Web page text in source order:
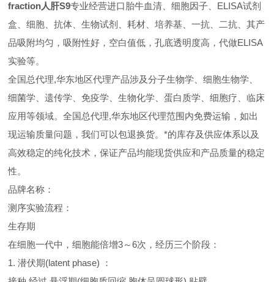
fraction人肝S9专业经营进口胎牛血清、细胞因子、ELISA试剂
盒、细胞、抗体、生物试剂、耗材、培养基、一抗、二抗、其产
品吸附均匀，吸附性好，空白值低，孔底透明度高，代做ELISA
实验等。
全国总代理,华东地区代理产品涉及分子生物学、细胞生物学、
细菌学、遗传学、免疫学、生物化学、蛋白质学、细胞疗、临床
应用等领域。全国总代理,华东地区代理范围内免费运输，如出
现运输质量问题，我们可以包退换货。*的库存及供应体系以及
高效稳定的纯化技术，保证产品均能现货供应和产品质量的稳定
性。
品牌名称：
测序实验流程：
生存期
在细胞一代中，细胞能倍增3～6次，经历三个阶段：
1. 潜伏期(latent phase) ：